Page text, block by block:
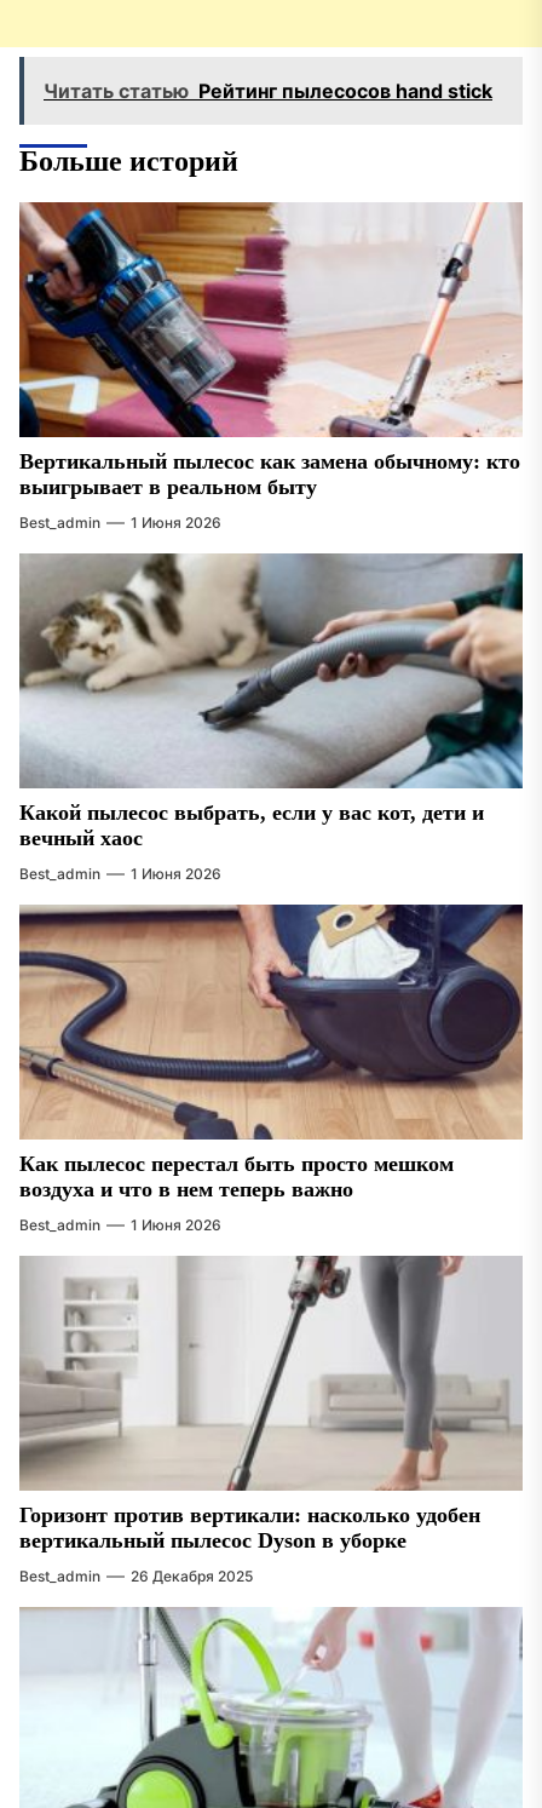
Читать статью Рейтинг пылесосов hand stick
Больше историй
Вертикальный пылесос как замена обычному: кто
выигрывает в реальном быту
Best_admin 1 Июня 2026
Какой пылесос выбрать, если у вас кот, дети и
вечный хаос
Best_admin 1 Июня 2026
Как пылесос перестал быть просто мешком
воздуха и что в нем теперь важно
Best_admin 1 Июня 2026
Горизонт против вертикали: насколько удобен
вертикальный пылесос Dyson в уборке
Best_admin 26 Декабря 2025